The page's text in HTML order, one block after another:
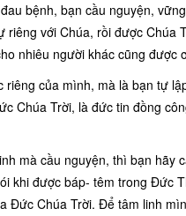
bệnh, bạn cầu nguyện,
với Chúa, rồi được
nhiêu người khác cũng được
của mình, mà là bạn tự
Chúa Trời, là đức tin đồng
mà cầu nguyện, thì bạn
khi được báp- têm trong Đức
Đức Chúa Trời. Để tâm linh